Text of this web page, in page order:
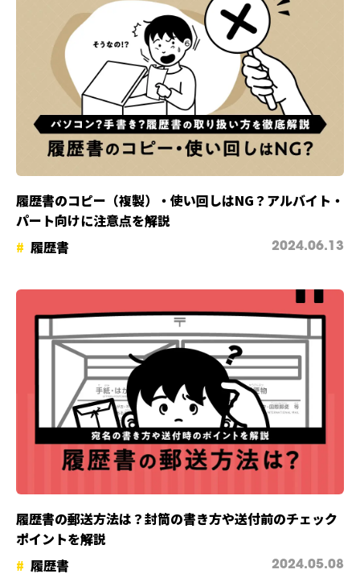
履歴書のコピー（複製）・使い回しはNG？アルバイト・
パート向けに注意点を解説
履歴書
2024.06.13
履歴書の郵送方法は？封筒の書き方や送付前のチェック
ポイントを解説
履歴書
2024.05.08